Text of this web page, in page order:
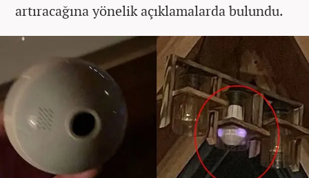
artıracağına yönelik açıklamalarda bulundu.